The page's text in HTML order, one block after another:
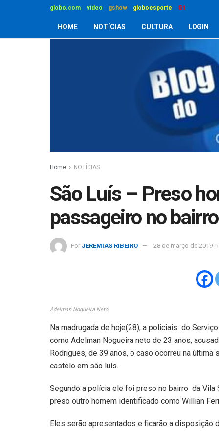
globo.com vídeo gshow globoesporte G1
HOME NOTÍCIAS CULTURA LOGIN
Home NOTÍCIAS
São Luís – Preso
passageiro no
Por JEREMIAS RIBEIRO 28 de março de 2019
Adelman Nogueira Neto
Na madrugada de hoje(28), a policiais do
como Adelman Nogueira neto de 23 anos,
Rodrigues, de 39 anos, o caso ocorreu na
castelo em são luís.
Segundo a polícia ele foi preso no bairro da Vila
preso outro homem identificado como Willian
Eles serão apresentados e ficarão a disposição